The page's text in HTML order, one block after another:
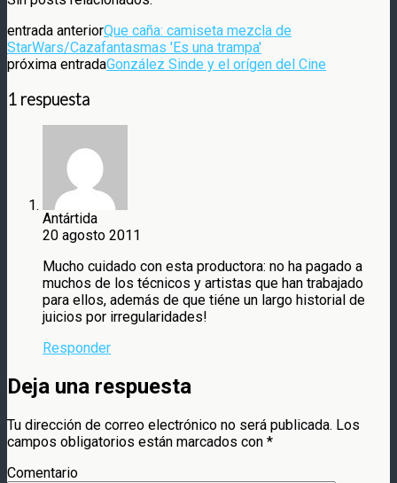
entrada anteriorQue caña: camiseta mezcla de
StarWars/Cazafantasmas 'Es una trampa'
próxima entradaGonzález Sinde y el orígen del Cine
1 respuesta
Antártida
20 agosto 2011
Mucho cuidado con esta productora: no ha pagado a
muchos de los técnicos y artistas que han trabajado
para ellos, además de que tiéne un largo historial de
juicios por irregularidades!
Responder
Deja una respuesta
Tu dirección de correo electrónico no será publicada. Los
campos obligatorios están marcados con *
Comentario